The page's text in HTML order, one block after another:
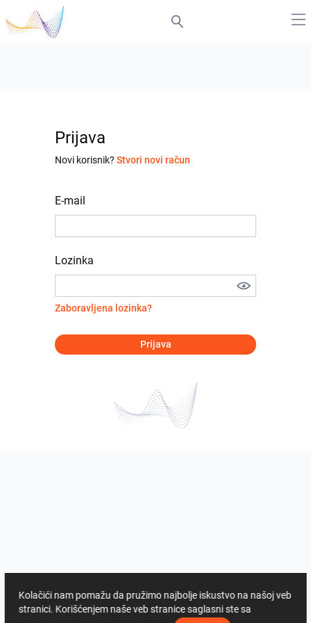
Prijava
Novi korisnik? Stvori novi račun
E-mail
Lozinka
Zaboravljena lozinka?
Prijava
Kolačići nam pomažu da pružimo najbolje iskustvo na našoj veb
stranici. Korišćenjem naše veb stranice saglasni ste sa